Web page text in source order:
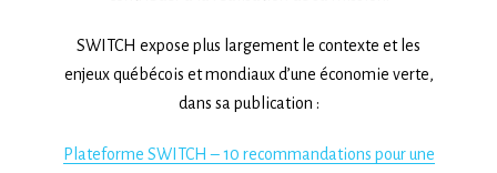
SWITCH expose plus largement le contexte et les
enjeux québécois et mondiaux d’une économie verte,
dans sa publication :
Plateforme SWITCH – 10 recommandations pour une